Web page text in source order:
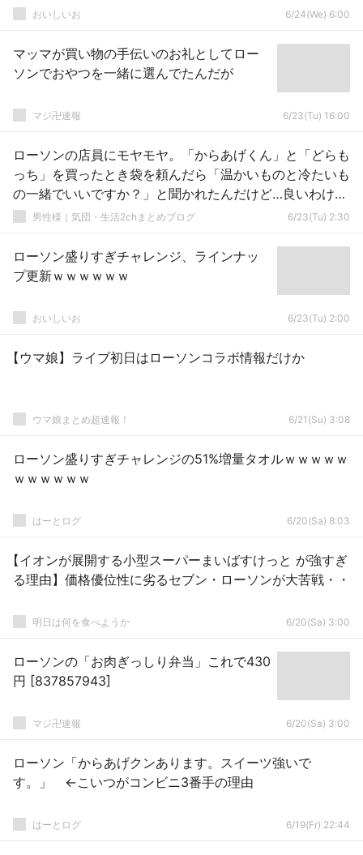
おいしいお 6/24(We) 6:00
マッマが買い物の手伝いのお礼としてロー
ソンでおやつを一緒に選んでたんだが
マジ卍速報 6/23(Tu) 16:00
ローソンの店員にモヤモヤ。「からあげくん」と「どらも
っち」を買ったとき袋を頼んだら「温かいものと冷たいも
の一緒でいいですか？」と聞かれたんだけど…良いわけな
いだろ男性様｜気団・生活2chまとめブログ 6/23(Tu) 2:30
ローソン盛りすぎチャレンジ、ラインナッ
プ更新ｗｗｗｗｗｗ
おいしいお 6/23(Tu) 2:00
【ウマ娘】ライブ初日はローソンコラボ情報だけか
ウマ娘まとめ超速報！ 6/21(Su) 3:08
ローソン盛りすぎチャレンジの51%増量タオルｗｗｗｗｗ
ｗｗｗｗｗｗ
はーとログ 6/20(Sa) 8:03
【イオンが展開する小型スーパーまいばすけっと が強すぎ
る理由】価格優位性に劣るセブン・ローソンが大苦戦・・
明日は何を食べようか 6/20(Sa) 3:00
ローソンの「お肉ぎっしり弁当」これで430
円 [837857943]
マジ卍速報 6/20(Sa) 3:00
ローソン「からあげクンあります。スイーツ強いで
す。」 ←こいつがコンビニ3番手の理由
はーとログ 6/19(Fr) 22:44